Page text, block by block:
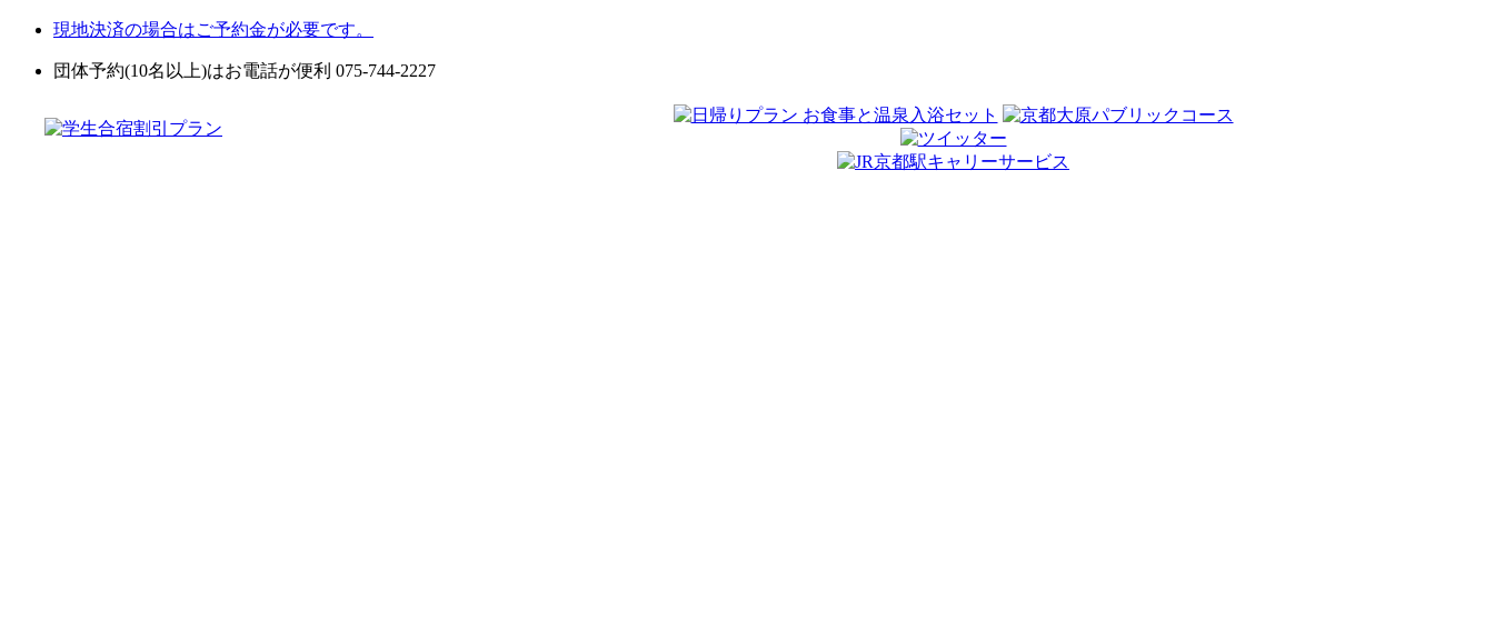
現地決済の場合はご予約金が必要です。
団体予約(10名以上)はお電話が便利 075-744-2227